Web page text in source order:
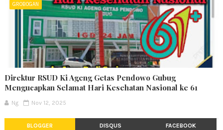
GROBOGAN
Direktur RSUD Ki Ageng Getas Pendowo Gubug
Mengucapkan Selamat Hari Kesehatan Nasional ke 61
Ng Nov 12, 2025
BLOGGER DISQUS FACEBOOK